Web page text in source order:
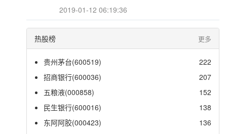
2019-01-12 06:19:36
贵州茅台(600519)
222
招商银行(600036)
207
五粮液(000858)
152